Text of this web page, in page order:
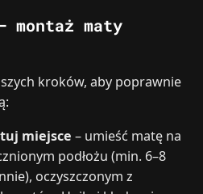
montaż maty
kroków, aby poprawnie
miejsce – umieść matę na
podłożu (min. 6–8
oczyszczonym z